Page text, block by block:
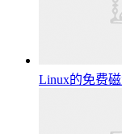
Linux的免费